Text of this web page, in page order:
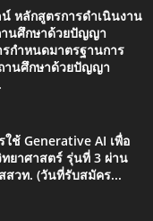
หลักสูตรการดำเนินงาน
นศึกษาด้วยปัญญา
กำหนดมาตรฐานการ
านศึกษาด้วยปัญญา
ช้ Generative AI เพื่อ
ยาศาสตร์ รุ่นที่ 3 ผ่าน
สวท. (วันที่รับสมัคร...